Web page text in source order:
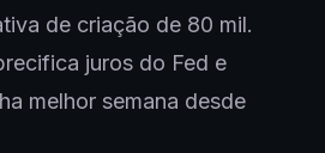
de criação de 80 mil.
juros do Fed e
melhor semana desde